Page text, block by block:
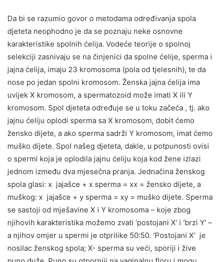
Da bi se razumio govor o metodama određivanja spola
djeteta neophodno je da se poznaju neke osnovne
karakteristike spolnih ćelija. Vodeće teorije o spolnoj
selekciji zasnivaju se na činjenici da spolne ćelije, sperma i
jajna ćelija, imaju 23 kromosoma (pola od tjelesnih), te da
nose po jedan spolni kromosom. Ženska jajna ćelija ima
uvijek X kromosom, a spermatozoid može imati X ili Y
kromosom. Spol djeteta određuje se u toku začeća , tj. ako
jajnu ćeliju oplodi sperma sa X kromosom, dobit ćemo
žensko dijete, a ako sperma sadrži Y kromosom, imat ćemo
muško dijete. Spol našeg djeteta, dakle, u potpunosti ovisi
o spermi koja je oplodila jajnu ćeliju koja kod žene izlazi
jednom između dva mjesečna pranja. Jednačina ženskog
spola glasi: x jajašce + x sperma = xx = žensko dijete, a
muškog: x jajašce + y sperma = xy = muško dijete. Sperma
se sastoji od mješavine X i Y kromosoma – koje zbog
njihovih karakteristika možemo zvati ‘postojani X’ i ‘brzi Y’ –
a njihov omjer u spermi je otprilike 50:50. ‘Postojani X’ je
nosilac ženskog spola; X- sperma su veći, sporiji i žive